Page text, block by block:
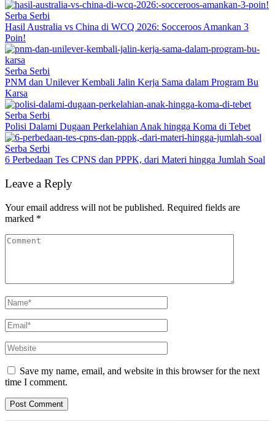
Serba Serbi
Hasil Australia vs China di WCQ 2026: Socceroos Amankan 3
Poin!
Serba Serbi
PNM dan Unilever Kembali Jalin Kerja Sama dalam Program Bu
Karsa
Serba Serbi
Polisi Dalami Dugaan Perkelahian Anak hingga Koma di Tebet
Serba Serbi
6 Perbedaan Tes CPNS dan PPPK, dari Materi hingga Jumlah Soal
Leave a Reply
Your email address will not be published. Required fields are
marked *
Save my name, email, and website in this browser for the next
time I comment.